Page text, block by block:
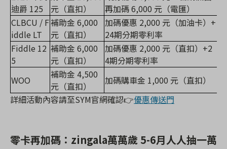
迪爵 125
元（直扣）
再加碼 6,000 元（電匯）
CLBCU / F
iddle LT
補助金 6,000
元（直扣）
加碼優惠 2,000 元（加油卡）+
24期分期零利率
Fiddle 12
5
補助金 6,000
元（直扣）
加碼優惠 2,000 元（直扣）+2
4期分期零利率
WOO
補助金 4,500
元（直扣）
加碼購車金 1,000 元（直扣）
詳細活動內容請至SYM官網確認👉優惠傳送門
零卡再加碼：zingala萬萬歲 5-6月人人抽一萬